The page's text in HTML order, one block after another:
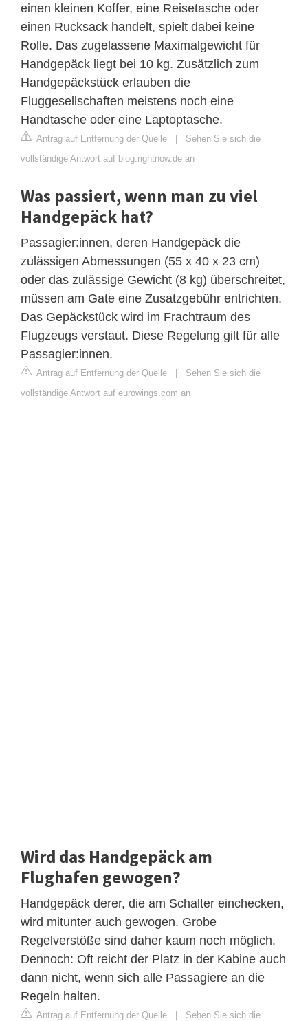
einen kleinen Koffer, eine Reisetasche oder
einen Rucksack handelt, spielt dabei keine
Rolle. Das zugelassene Maximalgewicht für
Handgepäck liegt bei 10 kg. Zusätzlich zum
Handgepäckstück erlauben die
Fluggesellschaften meistens noch eine
Handtasche oder eine Laptoptasche.
Antrag auf Entfernung der Quelle | Sehen Sie sich die
vollständige Antwort auf blog.rightnow.de an
Was passiert, wenn man zu viel
Handgepäck hat?
Passagier:innen, deren Handgepäck die
zulässigen Abmessungen (55 x 40 x 23 cm)
oder das zulässige Gewicht (8 kg) überschreitet,
müssen am Gate eine Zusatzgebühr entrichten.
Das Gepäckstück wird im Frachtraum des
Flugzeugs verstaut. Diese Regelung gilt für alle
Passagier:innen.
Antrag auf Entfernung der Quelle | Sehen Sie sich die
vollständige Antwort auf eurowings.com an
Wird das Handgepäck am
Flughafen gewogen?
Handgepäck derer, die am Schalter einchecken,
wird mitunter auch gewogen. Grobe
Regelverstöße sind daher kaum noch möglich.
Dennoch: Oft reicht der Platz in der Kabine auch
dann nicht, wenn sich alle Passagiere an die
Regeln halten.
Antrag auf Entfernung der Quelle | Sehen Sie sich die